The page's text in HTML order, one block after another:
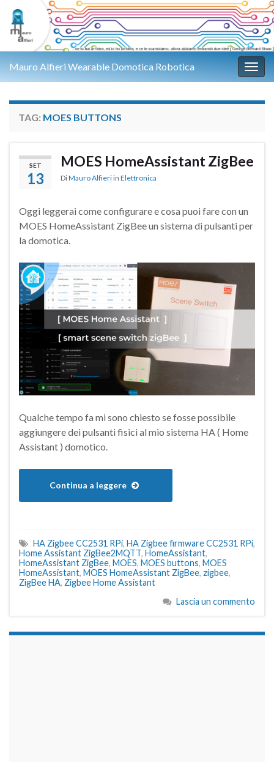
Mauro Alfieri Wearable Domotica Robotica
TAG: MOES BUTTONS
SET
13
MOES HomeAssistant ZigBee
DiMauro Alfieri in Elettronica
Oggi leggerai come configurare e cosa puoi fare con un
MOES HomeAssistant ZigBee un sistema di pulsanti per
la domotica.
Qualche tempo fa mi sono chiesto se fosse possibile
aggiungere dei pulsanti fisici al mio sistema HA ( Home
Assistant ) domotico.
Continua a leggere
HA Zigbee CC2531 RPi, HA Zigbee firmware CC2531 RPi,
Home Assistant ZigBee2MQTT, HomeAssistant,
HomeAssistant ZigBee, MOES, MOES buttons, MOES
HomeAssistant, MOES HomeAssistant ZigBee, zigbee,
ZigBee HA, Zigbee Home Assistant
Lascia un commento